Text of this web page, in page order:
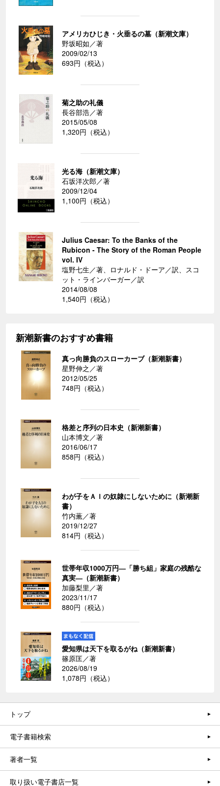
アメリカひじき・火垂るの墓（新潮文庫）
野坂昭如／著
2009/02/13
693円（税込）
菊之助の礼儀
長谷部浩／著
2015/05/08
1,320円（税込）
光る海（新潮文庫）
石坂洋次郎／著
2009/12/04
1,100円（税込）
Julius Caesar: To the Banks of the
Rubicon - The Story of the Roman People
vol. IV
塩野七生／著、ロナルド・ドーア／訳、スコ
ット・ラインバーガー／訳
2014/08/08
1,540円（税込）
新潮新書のおすすめ書籍
真っ向勝負のスローカーブ（新潮新書）
星野伸之／著
2012/05/25
748円（税込）
格差と序列の日本史（新潮新書）
山本博文／著
2016/06/17
858円（税込）
わが子をＡＩの奴隷にしないために（新潮新
書）
竹内薫／著
2019/12/27
814円（税込）
世帯年収1000万円―「勝ち組」家庭の残酷な
真実―（新潮新書）
加藤梨里／著
2023/11/17
880円（税込）
愛知県は天下を取るがね（新潮新書）
篠原匡／著
2026/08/19
1,078円（税込）
トップ
電子書籍検索
著者一覧
取り扱い電子書店一覧